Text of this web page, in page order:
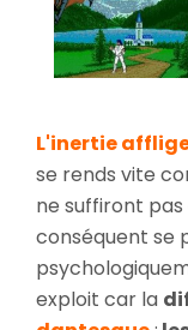
L'inertie
se rends vite
ne suffiront
conséquent se
exploit car la